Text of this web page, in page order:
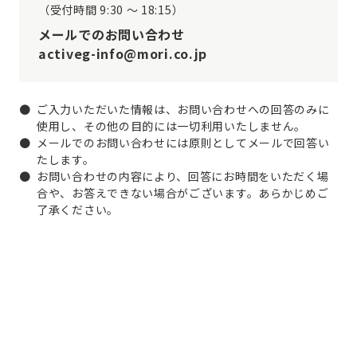
（受付時間 9:30 ～ 18:15）
メールでのお問い合わせ
activeg-info@mori.co.jp
ご入力いただいた情報は、お問い合わせへの回答のみに
使用し、その他の目的には一切利用いたしません。
メールでのお問い合わせには原則としてメールで回答い
たします。
お問い合わせの内容により、回答にお時間をいただく場
合や、お答えできない場合がございます。あらかじめご
了承ください。